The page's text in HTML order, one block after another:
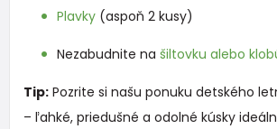
Plavky (aspoň 2 kusy)
Nezabudnite našiltovku alebo
Tip: Pozrite si našu ponuku detského
– ľahké, priedušné a odolné kúsky